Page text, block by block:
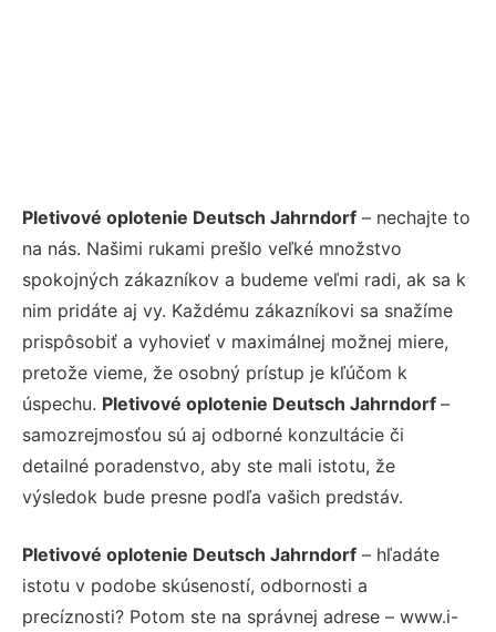
Pletivové oplotenie Deutsch Jahrndorf – nechajte to
na nás. Našimi rukami prešlo veľké množstvo
spokojných zákazníkov a budeme veľmi radi, ak sa k
nim pridáte aj vy. Každému zákazníkovi sa snažíme
prispôsobiť a vyhovieť v maximálnej možnej miere,
pretože vieme, že osobný prístup je kľúčom k
úspechu. Pletivové oplotenie Deutsch Jahrndorf –
samozrejmosťou sú aj odborné konzultácie či
detailné poradenstvo, aby ste mali istotu, že
výsledok bude presne podľa vašich predstáv.
Pletivové oplotenie Deutsch Jahrndorf – hľadáte
istotu v podobe skúseností, odbornosti a
precíznosti? Potom ste na správnej adrese – www.i-